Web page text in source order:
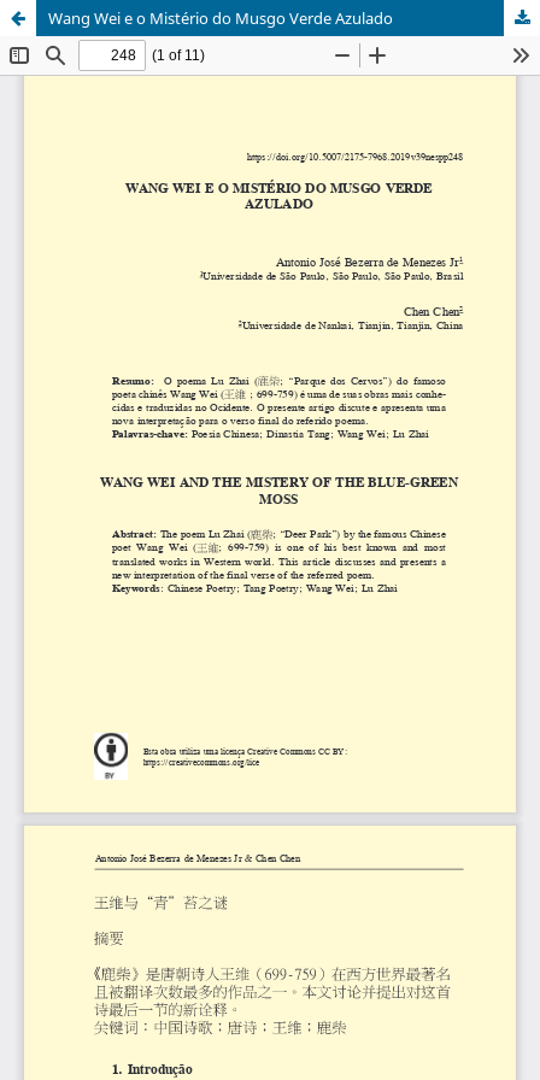
Wang Wei e o Mistério do Musgo Verde Azulado